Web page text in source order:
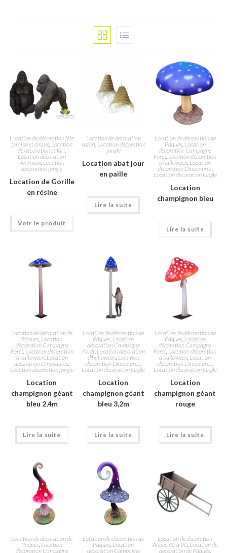
Location de décoration fête
foraine et cirque Location
de décoration safari
Location décoration
Animaux, Location
décoration jungle
Location de Gorille
en résine
Voir le produit
Location de décoration
safari, Location décoration
jungle
Location abat jour
en paille
Lire la suite
Location de décoration de
Pâques Location
décoration Campagne
Forêt Location décoration
d'halloween Location
décoration Dinosaures
Location décoration jungle
Location
champignon bleu
Lire la suite
Location de décoration de
Pâques Location
décoration Campagne
Forêt, Location décoration
d'halloween, Location
décoration Dinosaures
Location décoration jungle
Location
champignon géant
bleu 2,4m
Lire la suite
Location de décoration de
Pâques Location
décoration Campagne
Forêt, Location décoration
d'halloween, Location
décoration Dinosaures
Location décoration jungle
Location
champignon géant
bleu 3,2m
Lire la suite
Location de décoration de
Pâques Location
décoration Campagne
Forêt Location décoration
d'halloween Location
décoration Dinosaures
Location décoration jungle
Location
champignon géant
rouge
Lire la suite
Location de décoration de
Pâques Location
décoration Campagne
Location de décoration de
Pâques Location
décoration Campagne
Location de décoration
Année 60 à 90 Location de
décoration de Pâques